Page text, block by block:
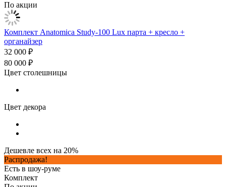
По акции
Комплект Anatomica Study-100 Lux парта + кресло +
органайзер
32 000 ₽
80 000 ₽
Цвет столешницы
Цвет декора
Дешевле всех на 20%
Распродажа!
Есть в шоу-руме
Комплект